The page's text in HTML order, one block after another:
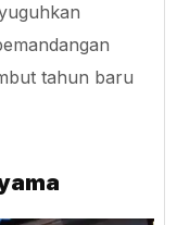
tahun baru